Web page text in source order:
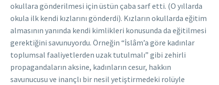
okullara gönderilmesi için üstün çaba sarf etti. (O yıllarda
okula ilk kendi kızlarını gönderdi). Kızların okullarda eğitim
almasının yanında kendi kimlikleri konusunda da eğitilmesi
gerektiğini savunuyordu. Örneğin “İslâm’a göre kadınlar
toplumsal faaliyetlerden uzak tutulmalı” gibi zehirli
propagandaların aksine, kadınların cesur, hakkın
savunucusu ve inançlı bir nesil yetiştirmedeki rolüyle